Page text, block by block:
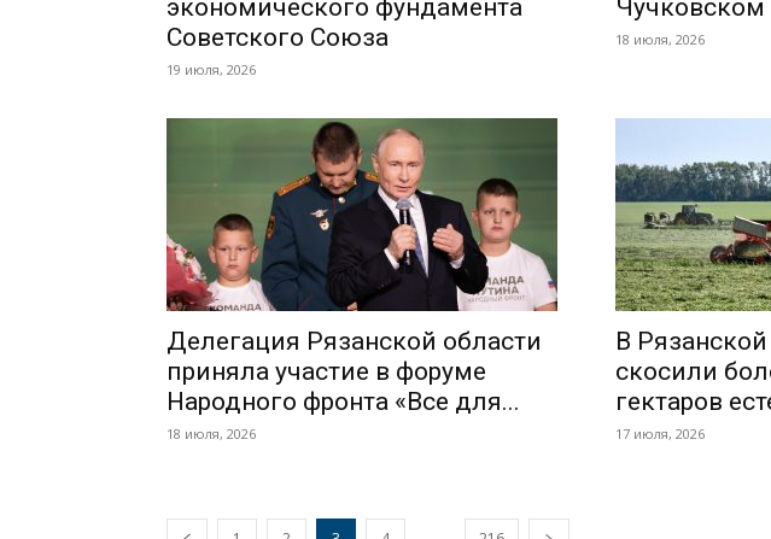
экономического фундамента
Советского Союза
19 июля, 2026
Чучковском
18 июля, 2026
Делегация Рязанской области
приняла участие в форуме
Народного фронта «Все для...
18 июля, 2026
В
скосили
гектаров
17 июля, 2026